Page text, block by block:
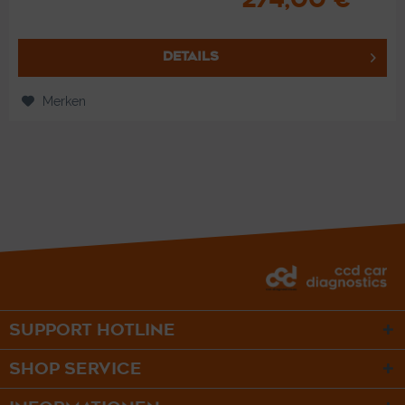
DETAILS
Merken
SUPPORT HOTLINE
SHOP SERVICE